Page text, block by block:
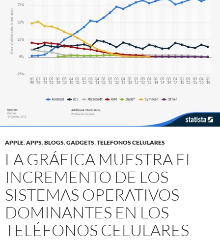
APPLE,APPS,BLOGS,GADGETS,TELEFONOS CELULARES
LA GRÁFICA MUESTRA EL
INCREMENTO DE LOS
SISTEMAS OPERATIVOS
DOMINANTES EN LOS
TELÉFONOS CELULARES